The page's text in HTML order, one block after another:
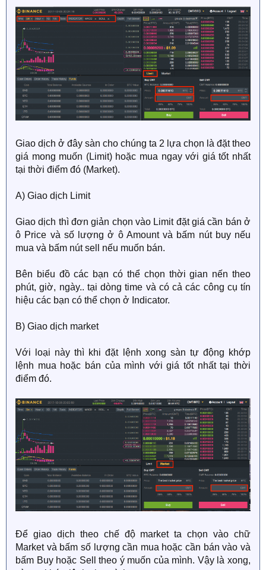
Giao dịch ở đây sàn cho chúng ta 2 lựa chọn là đặt theo
giá mong muốn (Limit) hoặc mua ngay với giá tốt nhất
tại thời điểm đó (Market).
A) Giao dịch Limit
Giao dịch thì đơn giản chọn vào Limit đặt giá cần bán ở
ô Price và số lượng ở ô Amount và bấm nút buy nếu
mua và bấm nút sell nếu muốn bán.
Bên biểu đồ các bạn có thể chọn thời gian nến theo
phút, giờ, ngày.. tại dòng time và có cả các công cụ tín
hiệu các bạn có thể chọn ở Indicator.
B) Giao dịch market
Với loại này thì khi đặt lệnh xong sàn tự động khớp
lệnh mua hoặc bán của mình với giá tốt nhất tại thời
điểm đó.
Để giao dịch theo chế độ market ta chọn vào chữ
Market và bấm số lượng cần mua hoặc cần bán vào và
bấm Buy hoặc Sell theo ý muốn của mình. Vậy là xong,